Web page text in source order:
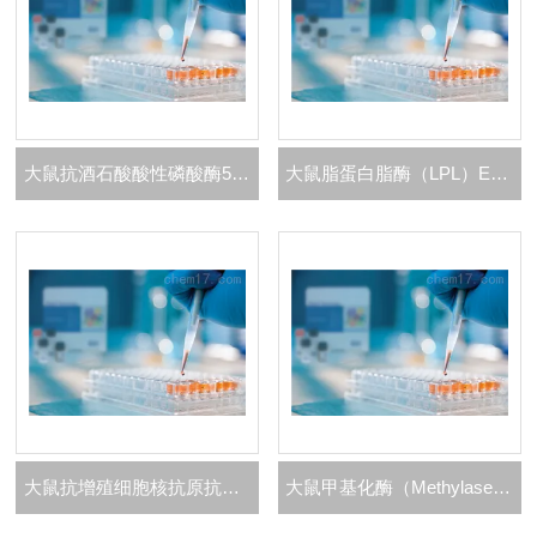
大鼠抗酒石酸酸性磷酸酶5b（TRACP-5b）ELISA 试剂盒 大鼠脂蛋白脂酶（LPL）ELISA 试剂盒
大鼠抗增殖细胞核抗原抗体（PCNA）ELISA 试剂盒 大鼠甲基化酶（Methylase）ELISA 试剂盒